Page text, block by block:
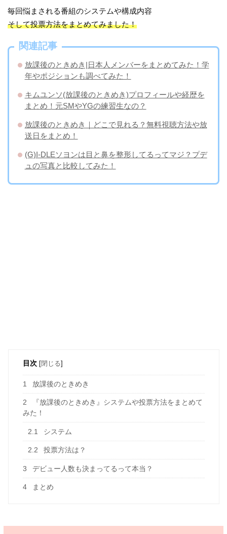
毎回悩まされる番組のシステムや構成内容
そして投票方法をまとめてみました！
関連記事
放課後のときめき|日本人メンバーをまとめてみた！学
年やポジションも調べてみた！
キムユンソ(放課後のときめき)プロフィールや経歴を
まとめ！元SMやYGの練習生なの？
放課後のときめき｜どこで見れる？無料視聴方法や放
送日をまとめ！
(G)I-DLEソヨンは目と鼻を整形してるってマジ？プデ
ュの写真と比較してみた！
目次 [閉じる]
1 放課後のときめき
2
『放課後のときめき』システムや投票方法をまとめて
みた！
2.1 システム
2.2 投票方法は？
3 デビュー人数も決まってるって本当？
4 まとめ